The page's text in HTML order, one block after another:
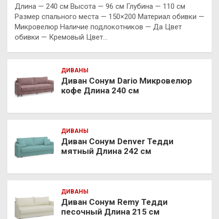
Длина — 240 см Высота — 96 см Глубина — 110 см
Размер спального места — 150×200 Материал обивки —
Микровелюр Наличие подлокотников — Да Цвет
обивки — Кремовый Цвет…
ДИВАНЫ
Диван Сонум Dario Микровелюр
кофе Длина 240 см
ДИВАНЫ
Диван Сонум Denver Тедди
мятный Длина 242 см
ДИВАНЫ
Диван Сонум Remy Тедди
песочный Длина 215 см